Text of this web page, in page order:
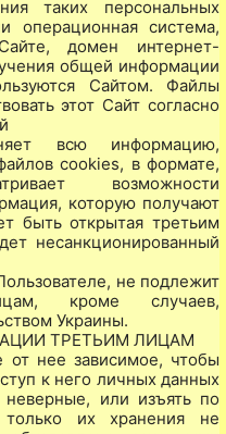
таких персональных
операционная система,
домен интернет-
общей информации
Сайтом. Файлы
этот Сайт согласно
всю информацию,
cookies, в формате,
возможности
которую получают
быть открытая третьим
несанкционированный
не подлежит
кроме случаев,
Украины.
ТРЕТЬИМ ЛИЦАМ
от нее зависимое, чтобы
к него личных данных
или изъять по
только их хранения не